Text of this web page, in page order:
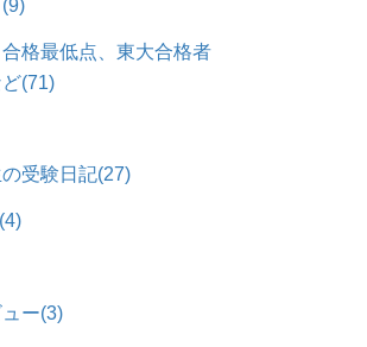
(9)
格最低点、東大合格者
(71)
受験日記(27)
(4)
ー(3)